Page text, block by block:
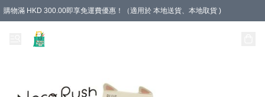
購物滿 HKD 300.00即享免運費優惠！（適用於 本地送貨、本地取貨 )